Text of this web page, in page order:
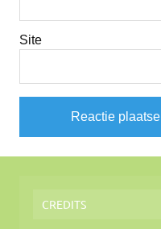
Site
CREDITS